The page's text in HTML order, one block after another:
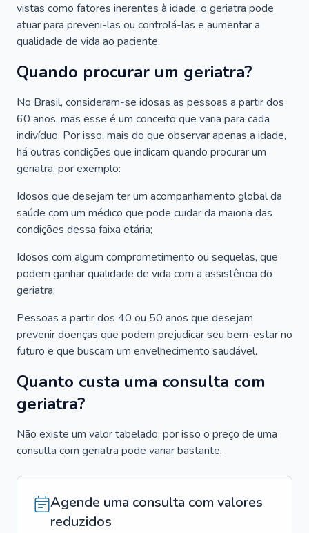
vistas como fatores inerentes à idade, o geriatra pode
atuar para preveni-las ou controlá-las e aumentar a
qualidade de vida ao paciente.
Quando procurar um geriatra?
No Brasil, consideram-se idosas as pessoas a partir dos
60 anos, mas esse é um conceito que varia para cada
indivíduo. Por isso, mais do que observar apenas a idade,
há outras condições que indicam quando procurar um
geriatra, por exemplo:
Idosos que desejam ter um acompanhamento global da
saúde com um médico que pode cuidar da maioria das
condições dessa faixa etária;
Idosos com algum comprometimento ou sequelas, que
podem ganhar qualidade de vida com a assistência do
geriatra;
Pessoas a partir dos 40 ou 50 anos que desejam
prevenir doenças que podem prejudicar seu bem-estar no
futuro e que buscam um envelhecimento saudável.
Quanto custa uma consulta com
geriatra?
Não existe um valor tabelado, por isso o preço de uma
consulta com geriatra pode variar bastante.
Agende uma consulta com valores
reduzidos